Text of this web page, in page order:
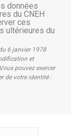
données
du CNEH
ces
ultérieures du
6 janvier 1978
et
pouvez exercer
de votre identité :